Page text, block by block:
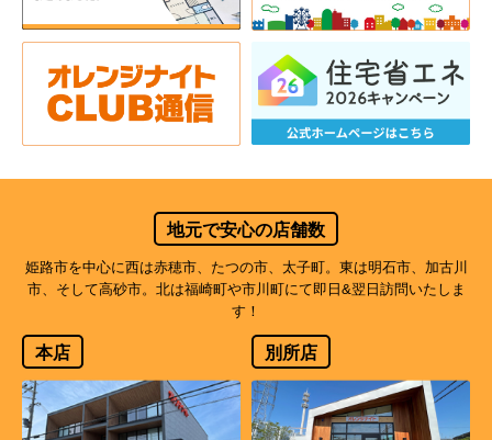
地元で安心の店舗数
姫路市を中心に西は赤穂市、たつの市、太子町。東は明石市、加古川
市、そして高砂市。北は福崎町や市川町にて即日&翌日訪問いたしま
す！
本店 別所店